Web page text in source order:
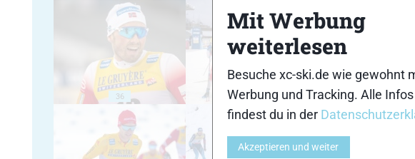
36 37 38
Mit Werbung
weiterlesen
Besuche xc-ski.de wie gewohnt
Werbung und Tracking. Alle
findest du in der
Akzeptieren und weiter